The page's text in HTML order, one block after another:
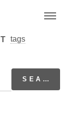
tags